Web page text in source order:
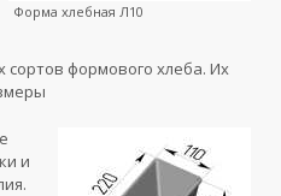
Форма хлебная Л10
формового хлеба. Их
и